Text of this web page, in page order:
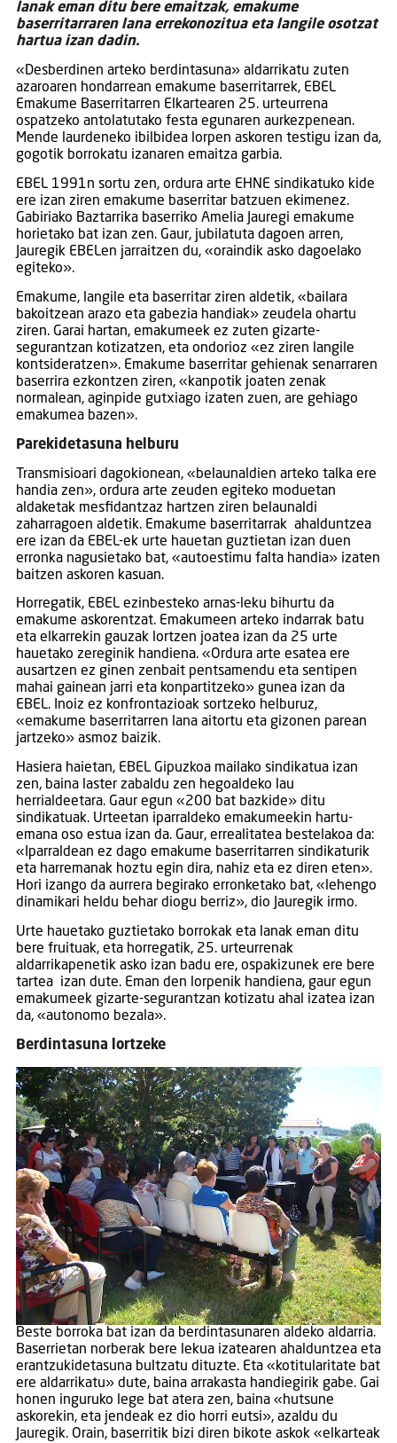
lanak eman ditu bere emaitzak, emakume
baserritarraren lana errekonozitua eta langile osotzat
hartua izan dadin.
«Desberdinen arteko berdintasuna» aldarrikatu zuten
azaroaren hondarrean emakume baserritarrek, EBEL
Emakume Baserritarren Elkartearen 25. urteurrena
ospatzeko antolatutako festa egunaren aurkezpenean.
Mende laurdeneko ibilbidea lorpen askoren testigu izan da,
gogotik borrokatu izanaren emaitza garbia.
EBEL 1991n sortu zen, ordura arte EHNE sindikatuko kide
ere izan ziren emakume baserritar batzuen ekimenez.
Gabiriako Baztarrika baserriko Amelia Jauregi emakume
horietako bat izan zen. Gaur, jubilatuta dagoen arren,
Jauregik EBELen jarraitzen du, «oraindik asko dagoelako
egiteko».
Emakume, langile eta baserritar ziren aldetik, «bailara
bakoitzean arazo eta gabezia handiak» zeudela ohartu
ziren. Garai hartan, emakumeek ez zuten gizarte-
segurantzan kotizatzen, eta ondorioz «ez ziren langile
kontsideratzen». Emakume baserritar gehienak senarraren
baserrira ezkontzen ziren, «kanpotik joaten zenak
normalean, aginpide gutxiago izaten zuen, are gehiago
emakumea bazen».
Parekidetasuna helburu
Transmisioari dagokionean, «belaunaldien arteko talka ere
handia zen», ordura arte zeuden egiteko moduetan
aldaketak mesfidantzaz hartzen ziren belaunaldi
zaharragoen aldetik. Emakume baserritarrak ahalduntzea
ere izan da EBEL-ek urte hauetan guztietan izan duen
erronka nagusietako bat, «autoestimu falta handia» izaten
baitzen askoren kasuan.
Horregatik, EBEL ezinbesteko arnas-leku bihurtu da
emakume askorentzat. Emakumeen arteko indarrak batu
eta elkarrekin gauzak lortzen joatea izan da 25 urte
hauetako zereginik handiena. «Ordura arte esatea ere
ausartzen ez ginen zenbait pentsamendu eta sentipen
mahai gainean jarri eta konpartitzeko» gunea izan da
EBEL. Inoiz ez konfrontazioak sortzeko helburuz,
«emakume baserritarren lana aitortu eta gizonen parean
jartzeko» asmoz baizik.
Hasiera haietan, EBEL Gipuzkoa mailako sindikatua izan
zen, baina laster zabaldu zen hegoaldeko lau
herrialdeetara. Gaur egun «200 bat bazkide» ditu
sindikatuak. Urteetan iparraldeko emakumeekin hartu-
emana oso estua izan da. Gaur, errealitatea bestelakoa da:
«Iparraldean ez dago emakume baserritarren sindikaturik
eta harremanak hoztu egin dira, nahiz eta ez diren eten».
Hori izango da aurrera begirako erronketako bat, «lehengo
dinamikari heldu behar diogu berriz», dio Jauregik irmo.
Urte hauetako guztietako borrokak eta lanak eman ditu
bere fruituak, eta horregatik, 25. urteurrenak
aldarrikapenetik asko izan badu ere, ospakizunek ere bere
tartea izan dute. Eman den lorpenik handiena, gaur egun
emakumeek gizarte-segurantzan kotizatu ahal izatea izan
da, «autonomo bezala».
Berdintasuna lortzeke
Beste borroka bat izan da berdintasunaren aldeko aldarria.
Baserrietan norberak bere lekua izatearen ahalduntzea eta
erantzukidetasuna bultzatu dituzte. Eta «kotitularitate bat
ere aldarrikatu» dute, baina arrakasta handiegirik gabe. Gai
honen inguruko lege bat atera zen, baina «hutsune
askorekin, eta jendeak ez dio horri eutsi», azaldu du
Jauregik. Orain, baserritik bizi diren bikote askok «elkarteak